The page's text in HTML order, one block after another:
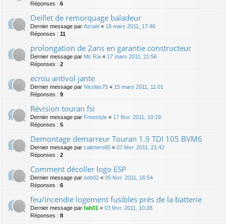
Réponses : 6
Oeillet de remorquage baladeur
Dernier message par Azrael « 18 mars 2011, 17:46
Réponses : 11
prolongation de 2ans en garantie constructeur
Dernier message par Mc Rai « 17 mars 2011, 21:56
Réponses : 2
ecrou antivol jante
Dernier message par Nicolas75 « 15 mars 2011, 11:01
Réponses : 9
Révision touran fsi
Dernier message par Freestyle « 17 févr. 2011, 10:19
Réponses : 5
Demontage demarreur Touran 1.9 TDI 105 BVM6
Dernier message par calimero85 « 07 févr. 2011, 21:42
Réponses : 2
Comment décoller logo ESP
Dernier message par seb02 « 05 févr. 2011, 16:54
Réponses : 6
feu/incendie logement fusibles prés de la batterie
Dernier message par fab01 « 03 févr. 2011, 10:28
Réponses : 8